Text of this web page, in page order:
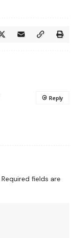
Reply
Required fields are